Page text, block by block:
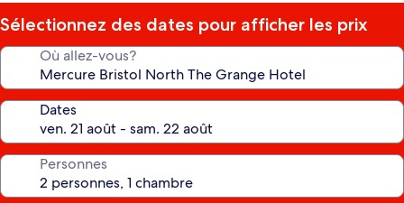
Sélectionnez des dates pour afficher les prix
Où allez-vous?
Dates
Personnes